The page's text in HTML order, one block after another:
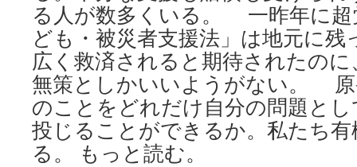
る人が数多くいる。 一昨年に超
ども・被災者支援法」は地元に
広く救済されると期待されたの
無策としかいいようがない。 原
のことをどれだけ自分の問題と
投じることができるか。私たち
る。 もっと読む。